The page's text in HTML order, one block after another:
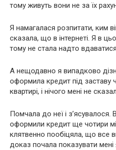
тому живуть вони не за їх
Я намагалася розпитати, ким
сказала, що в інтернеті. Я в
тому не стала надто
А нещодавно я випадково
оформила кредит під заставу
квартирі, і нічого мені не
Помчала до неї і
оформили кредит ще чотири
клятвенно пообіцяла, що все
доказ почала показувати мені